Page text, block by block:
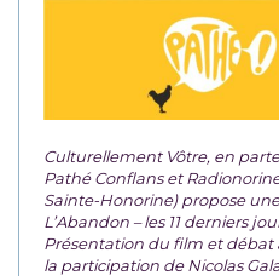
Culturellement Vôtre, en
Pathé Conflans et
Sainte-Honorine) propose
L’Abandon – les 11 derniers
Présentation du film et débat
la participation de Nicolas